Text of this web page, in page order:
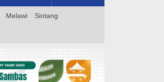
Melawi Sintang